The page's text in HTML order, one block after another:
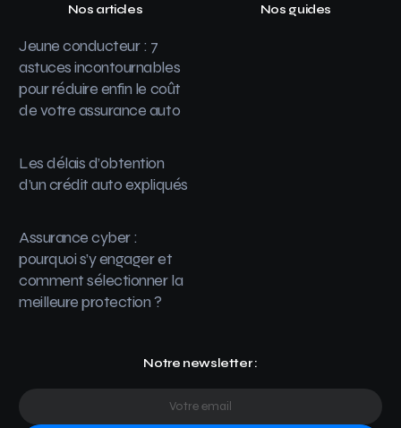
Nos articles
Jeune conducteur : 7
astuces incontournables
pour réduire enfin le coût
de votre assurance auto
Les délais d’obtention
d’un crédit auto expliqués
Assurance cyber :
pourquoi s’y engager et
comment sélectionner la
meilleure protection ?
Nos guides
Notre newsletter :